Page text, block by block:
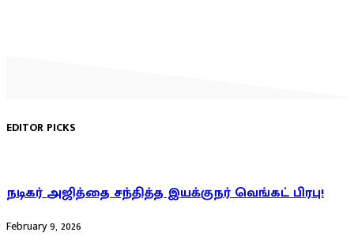
EDITOR PICKS
நடிகர் அஜித்தை சந்தித்த இயக்குநர் வெங்கட் பிரபு!
February 9, 2026